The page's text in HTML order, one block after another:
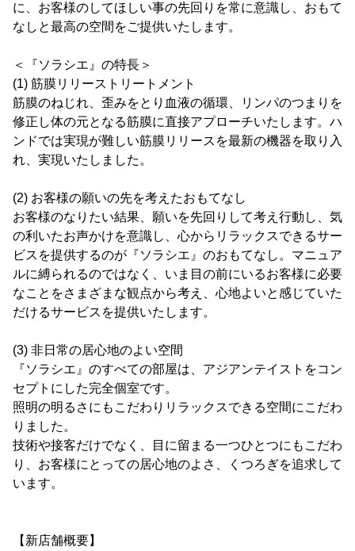
に、お客様のしてほしい事の先回りを常に意識し、おもて
なしと最高の空間をご提供いたします。
＜『ソラシエ』の特長＞
(1) 筋膜リリーストリートメント
筋膜のねじれ、歪みをとり血液の循環、リンパのつまりを
修正し体の元となる筋膜に直接アプローチいたします。ハ
ンドでは実現が難しい筋膜リリースを最新の機器を取り入
れ、実現いたしました。
(2) お客様の願いの先を考えたおもてなし
お客様のなりたい結果、願いを先回りして考え行動し、気
の利いたお声かけを意識し、心からリラックスできるサー
ビスを提供するのが『ソラシエ』のおもてなし。マニュア
ルに縛られるのではなく、いま目の前にいるお客様に必要
なことをさまざまな観点から考え、心地よいと感じていた
だけるサービスを提供いたします。
(3) 非日常の居心地のよい空間
『ソラシエ』のすべての部屋は、アジアンテイストをコン
セプトにした完全個室です。
照明の明るさにもこだわりリラックスできる空間にこだわ
りました。
技術や接客だけでなく、目に留まる一つひとつにもこだわ
り、お客様にとっての居心地のよさ、くつろぎを追求して
います。
【新店舗概要】